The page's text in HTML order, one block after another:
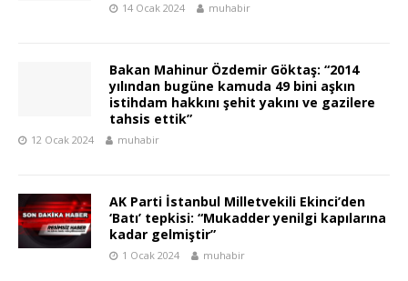
14 Ocak 2024 muhabir
Bakan Mahinur Özdemir Göktaş: “2014
yılından bugüne kamuda 49 bini aşkın
istihdam hakkını şehit yakını ve gazilere
tahsis ettik”
12 Ocak 2024 muhabir
AK Parti İstanbul Milletvekili Ekinci’den
‘Batı’ tepkisi: “Mukadder yenilgi kapılarına
kadar gelmiştir”
1 Ocak 2024 muhabir